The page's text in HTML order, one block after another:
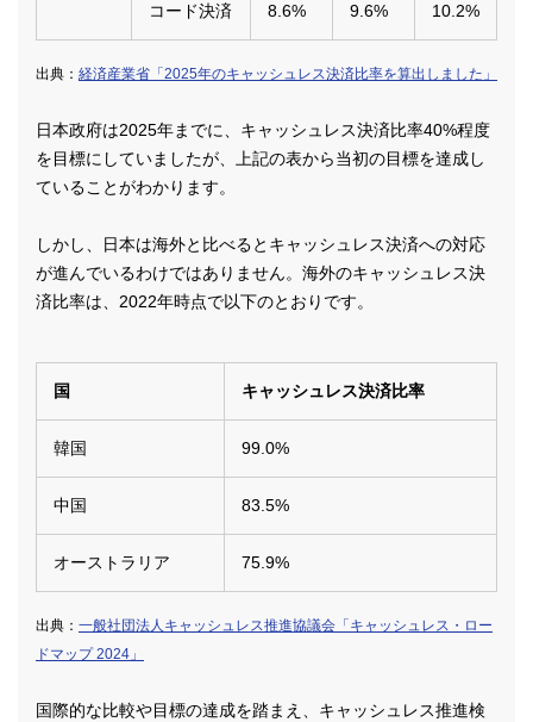
コード決済 8.6% 9.6% 10.2%
出典： 経済産業省「2025年のキャッシュレス決済比率を算出しました」
日本政府は2025年までに、キャッシュレス決済比率40%程度
を目標にしていましたが、上記の表から当初の目標を達成し
ていることがわかります。
しかし、日本は海外と比べるとキャッシュレス決済への対応
が進んでいるわけではありません。海外のキャッシュレス決
済比率は、2022年時点で以下のとおりです。
国 キャッシュレス決済比率
韓国 99.0%
中国 83.5%
オーストラリア 75.9%
出典： 一般社団法人キャッシュレス推進協議会「キャッシュレス・ロー
ドマップ 2024」
国際的な比較や目標の達成を踏まえ、キャッシュレス推進検